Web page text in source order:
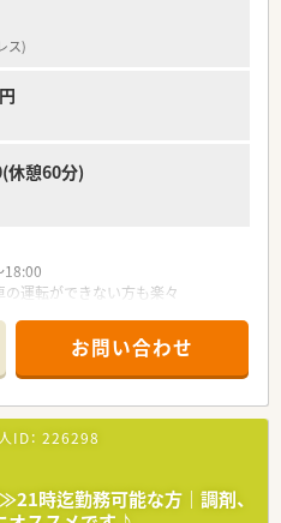
ス)
休憩60分)
18:00
の運転ができない方も楽々
を行っております
地域の皆さまに愛される薬局』を目
っており、ドクターとの関係も構築
様、サポート薬剤師も配置しており
お問い合わせ
ID： 226298
時迄勤務可能な方｜調剤、